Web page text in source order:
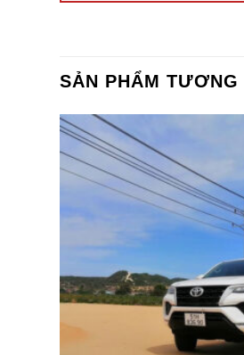
SẢN PHẨM TƯƠNG